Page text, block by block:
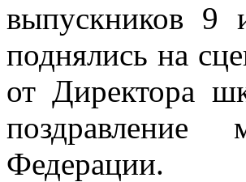
выпускников 9
поднялись на
от Директора
поздравление
Федерации.